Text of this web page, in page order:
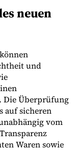
neuen
und
Die Überprüfung
auf sicheren
vom
Waren sowie